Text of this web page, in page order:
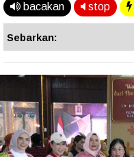
bacakan stop
Sebarkan: